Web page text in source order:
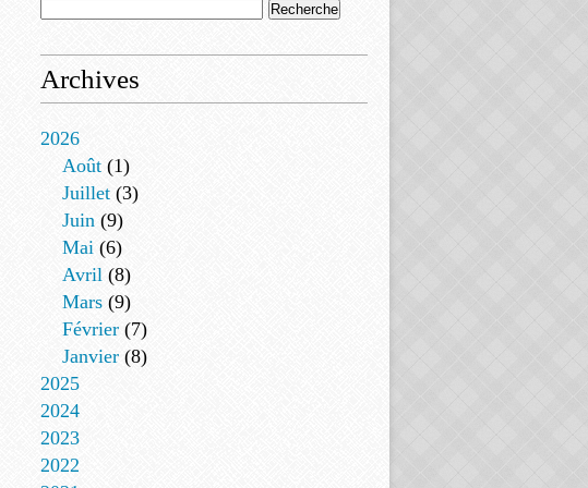
Archives
2026
Août (1)
Juillet (3)
Juin (9)
Mai (6)
Avril (8)
Mars (9)
Février (7)
Janvier (8)
2025
2024
2023
2022